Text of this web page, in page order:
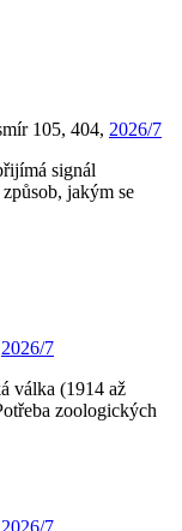
105, 404, 2026/7
signál
jakým se
2026/7
válka (1914 až
zoologických
2026/7